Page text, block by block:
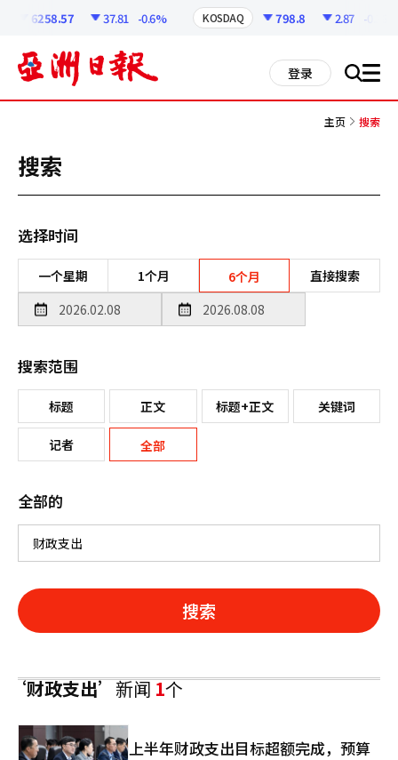
6258.57 37.81 -0.6% KOSDAQ 798.8 2.87 -0.36%
登录 搜 all
主页 搜索
搜索
选择时间
一个星期 1个月 6个月 直接搜索
搜索范围
标题 正文 标题+正文 关键词
记者 全部
全部的
搜索
‘财政支出’新闻1个
上半年财政支出目标超额完成，预算